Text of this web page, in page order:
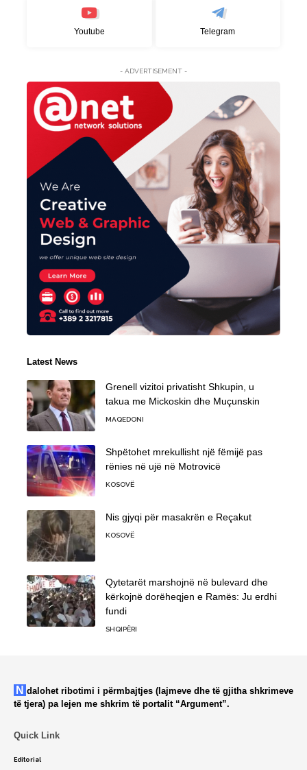
Youtube Telegram
- ADVERTISEMENT -
Latest News
Grenell vizitoi privatisht Shkupin, u
takua me Mickoskin dhe Muçunskin
MAQEDONI
Shpëtohet mrekullisht një fëmijë pas
rënies në ujë në Motrovicë
KOSOVË
Nis gjyqi për masakrën e Reçakut
KOSOVË
Qytetarët marshojnë në bulevard dhe
kërkojnë dorëheqjen e Ramës: Ju erdhi
fundi
SHQIPËRI
Ndalohet ribotimi i përmbajtjes (lajmeve dhe të gjitha shkrimeve
të tjera) pa lejen me shkrim të portalit “Argument”.
Quick Link
Editorial